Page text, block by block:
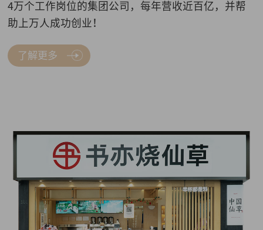
4万个工作岗位的集团公司，每年营收近百亿，并帮
助上万人成功创业！
了解更多